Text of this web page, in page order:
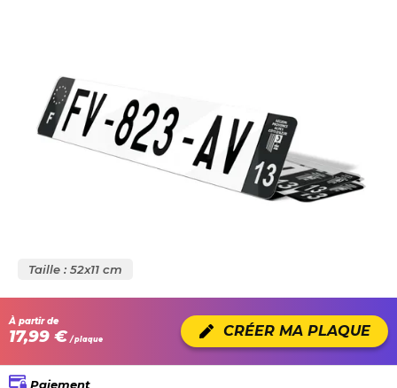
Taille : 52x11 cm
À partir de
17,99 € / plaque CRÉER MA PLAQUE
Paiement